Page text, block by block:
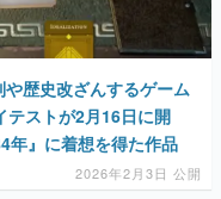
歴史改ざんするゲーム
テストが2月16日に開
年』に着想を得た作品
2026年2月3日 公開